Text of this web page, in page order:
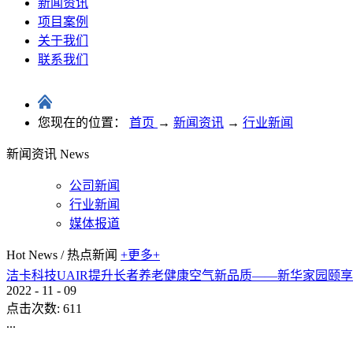
项目案例
关于我们
联系我们
您现在的位置： 首页 → 新闻资讯 → 行业新闻
新闻资讯 News
公司新闻
行业新闻
媒体报道
Hot News / 热点新闻 +更多+
洁卡科技UAIR提升长者养老健康空气新品质——新华家园颐
2022 - 11 - 09
点击次数: 611
...